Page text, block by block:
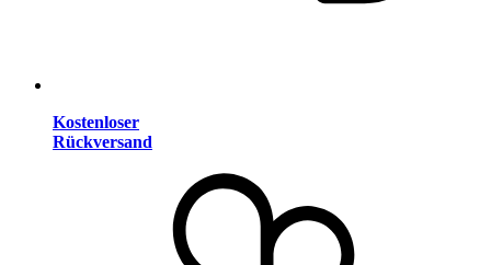
Kostenloser
Rückversand